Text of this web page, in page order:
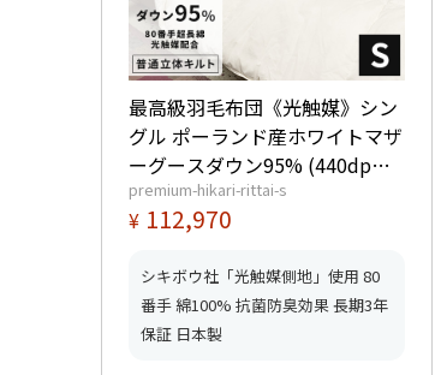
最高級羽毛布団《光触媒》シン
グル ポーランド産ホワイトマザ
ーグースダウン95% (440dp以
上) 羽毛量1.3kg 【6つ星プレミ
アムゴールド取得】【グッドふ
premium-hikari-rittai-s
¥ 112,970
シキボウ社「光触媒側地」使用 80
番手 綿100% 抗菌防臭効果 長期3年
保証 日本製